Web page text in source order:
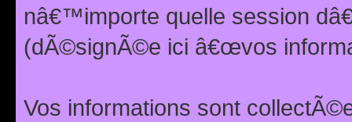
nâ€™importe quelle session
(dÃ©signÃ©e ici â€œvos
Vos informations sont